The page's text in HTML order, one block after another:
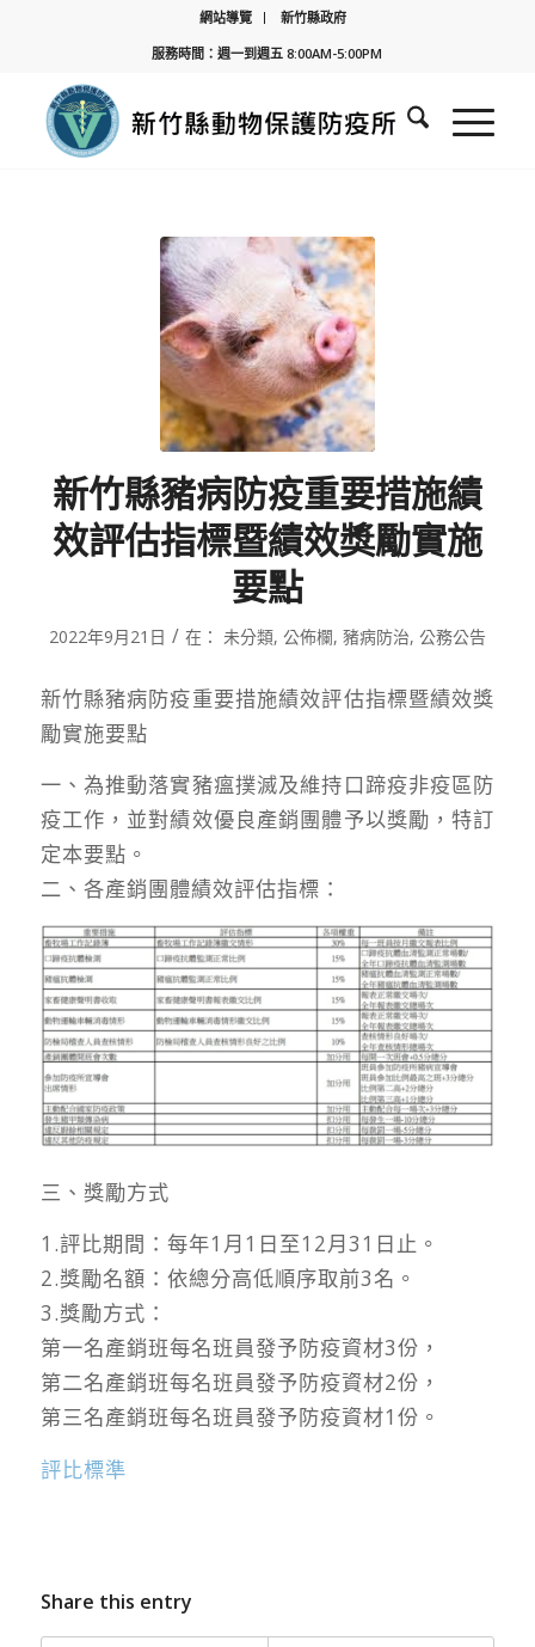
網站導覽
新竹縣政府
服務時間：週一到週五 8:00AM-5:00PM
新竹縣豬病防疫重要措施績
效評估指標暨績效獎勵實施
要點
2022年9月21日 / 在： 未分類, 公佈欄, 豬病防治, 公務公告
新竹縣豬病防疫重要措施績效評估指標暨績效獎
勵實施要點
一、為推動落實豬瘟撲滅及維持口蹄疫非疫區防
疫工作，並對績效優良產銷團體予以獎勵，特訂
定本要點。
二、各產銷團體績效評估指標：
三、獎勵方式
1.評比期間：每年1月1日至12月31日止。
2.獎勵名額：依總分高低順序取前3名。
3.獎勵方式：
第一名產銷班每名班員發予防疫資材3份，
第二名產銷班每名班員發予防疫資材2份，
第三名產銷班每名班員發予防疫資材1份。
評比標準
Share this entry